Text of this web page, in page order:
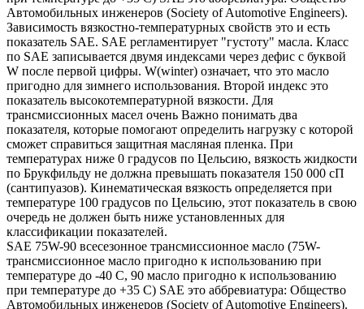
Автомобильных инженеров (Society of Automotive Engineers).
Зависимость вязкостно-температурных свойств это и есть
показатель SAE. SAE регламентирует "густоту" масла. Класс
по SAE записывается двумя индексами через дефис с буквой
W после первой цифры. W(winter) означает, что это масло
пригодно для зимнего использования. Второй индекс это
показатель высокотемпературной вязкости. Для
трансмиссионных масел очень Важно понимать два
показателя, которые помогают определить нагрузку с которой
сможет справиться защитная масляная пленка. При
температурах ниже 0 градусов по Цельсию, вязкость жидкости
по Брукфильду не должна превышать показателя 150 000 сП
(сантипуазов). Кинематическая вязкость определяется при
температуре 100 градусов по Цельсию, этот показатель в свою
очередь не должен быть ниже установленных для
классификации показателей.
SAE 75W-90 всесезонное трансмиссионное масло (75W-
трансмиссионное масло пригодно к использованию при
температуре до -40 С, 90 масло пригодно к использованию
при температуре до +35 С) SAE это аббревиатура: Общество
Автомобильных инженеров (Society of Automotive Engineers).